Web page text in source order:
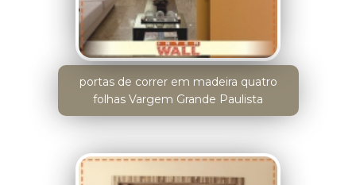
portas de correr em madeira quatro
folhas Vargem Grande Paulista